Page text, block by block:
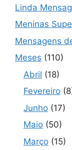
Linda
Meninas
Mensagens
Meses (110)
Abril (18)
Fevereiro
Junho (17)
Maio (50)
Março (15)